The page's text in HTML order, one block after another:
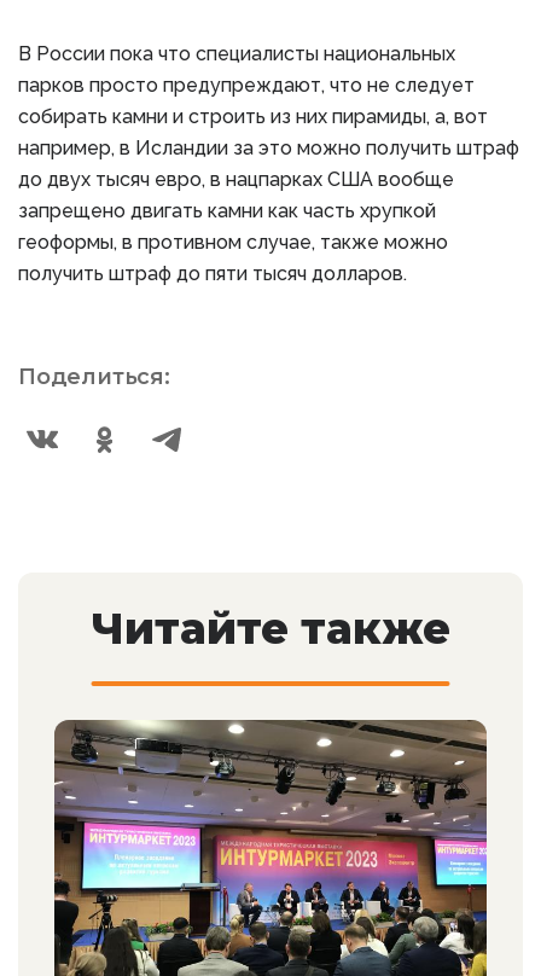
В России пока что специалисты национальных
парков просто предупреждают, что не следует
собирать камни и строить из них пирамиды, а, вот
например, в Исландии за это можно получить штраф
до двух тысяч евро, в нацпарках США вообще
запрещено двигать камни как часть хрупкой
геоформы, в противном случае, также можно
получить штраф до пяти тысяч долларов.
Поделиться:
Читайте также